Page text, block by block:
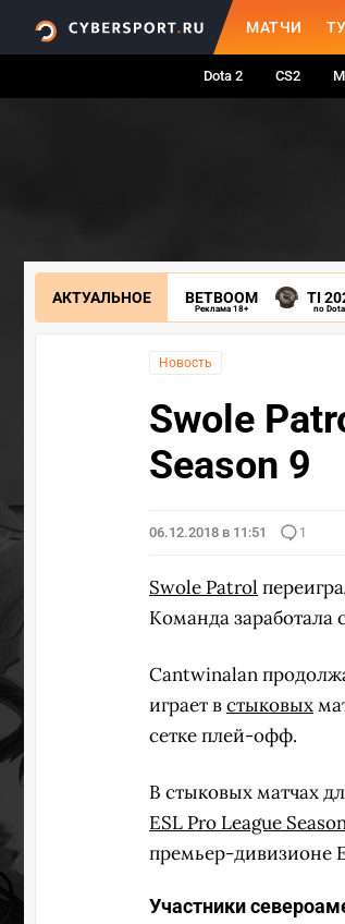
МАТЧИ
Dota 2 CS2
АКТУАЛЬНОЕ BETBOOM
Реклама 18+
TI
по
Новость
Swole
Season 9
06.12.2018 в 11:51 1
Swole Patrol
Команда заработала
Cantwinalan
играет встыковых
сетке плей-офф.
В стыковых матчах
ESL Pro League
премьер-дивизионе
Участники